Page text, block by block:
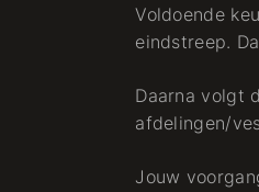
Voldoende
eindstreep.
Daarna volgt
afdelingen/
Jouw